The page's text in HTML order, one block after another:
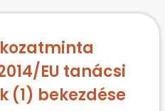
EU tanácsi
(1) bekezdése